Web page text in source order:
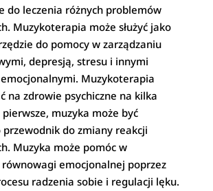
do leczenia różnych problemów
Muzykoterapia może służyć jako
do pomocy w zarządzaniu
depresją, stresu i innymi
Muzykoterapia
na zdrowie psychiczne na kilka
pierwsze, muzyka może być
przewodnik do zmiany reakcji
Muzyka może pomóc w
emocjonalnej poprzez
radzenia sobie i regulacji lęku.